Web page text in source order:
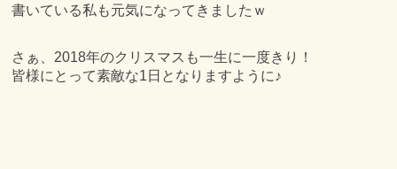
書いている私も元気になってきましたｗ
さぁ、2018年のクリスマスも一生に一度きり！
皆様にとって素敵な1日となりますように♪